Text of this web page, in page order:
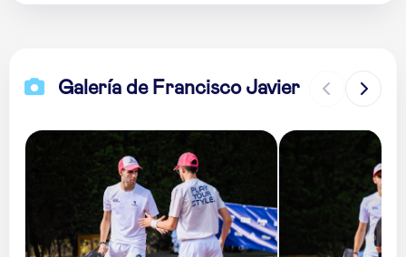
Galería de Francisco Javier